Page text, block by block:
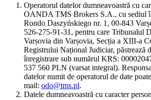
Operatorul datelor dumneavoastră cu
OANDA TMS Brokers S.A., cu sediul
Rondo Daszyńskiego nr. 1, 00-843
526-275-91-31, pentru care Tribunalul
Varșovia din Varșovia, Secția a XIII-a
Registrului Național Judiciar, păstrează
înregistrare sub numărul KRS:
537 560 PLN (varsat integral).
datelor numit de operatorul de date
mail: odo@tms.pl.
Datele dumneavoastră cu caracter